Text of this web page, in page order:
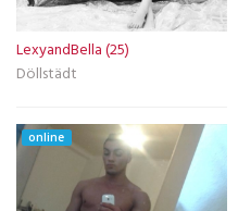
LexyandBella (25)
Döllstädt
online